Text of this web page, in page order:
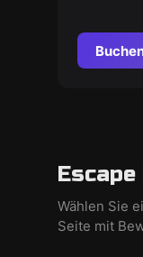
Wählen Sie
Seite mit